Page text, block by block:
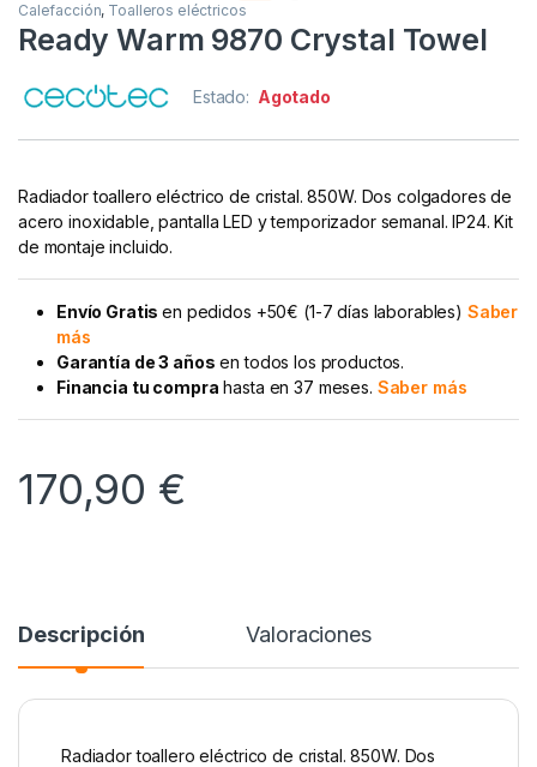
Calefacción, Toalleros eléctricos
Ready Warm 9870 Crystal Towel
Estado: Agotado
Radiador toallero eléctrico de cristal. 850W. Dos colgadores de
acero inoxidable, pantalla LED y temporizador semanal. IP24. Kit
de montaje incluido.
Envío Gratisen pedidos +50€ (1-7 días laborables) Saber
más
Garantía de 3 años en todos los productos.
Financia tu compra hasta en 37 meses. Saber más
170,90 €
Descripción Valoraciones
Radiador toallero eléctrico de cristal. 850W. Dos